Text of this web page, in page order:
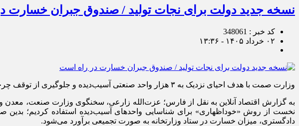
نسخه جدید دولت برای نجات تولید / صندوق جبران خسارت
کد خبر : 348061
۰۲ خرداد ۱۴۰۵ - ۱۳:۳۶
وزارت صمت با هدف احیای نزدیک به ۳ هزار واحد صنعتی آسیب‌دیده و جلوگیری از توقف چرخه تولید، ضمن تشکیل ستاد ویژه بازسازی، مجوز واردات مواد اولیه برای بیش از ۲۵۰۰ کد تعرفه را صادر کرد.
به گزارش اقتصاد آنلاین به نقل از فارس؛ عزت‌الله زارعی، سخنگوی وزارت صنعت، معدن
نخست از روش «خوداظهاری» برای شناسایی واحد‌های آسیب‌دیده استفاده کردیم؛ بدین
دادگستری، میزان خسارت در ستاد وزارتخانه به صورت تجمیعی برآورد می‌شود.